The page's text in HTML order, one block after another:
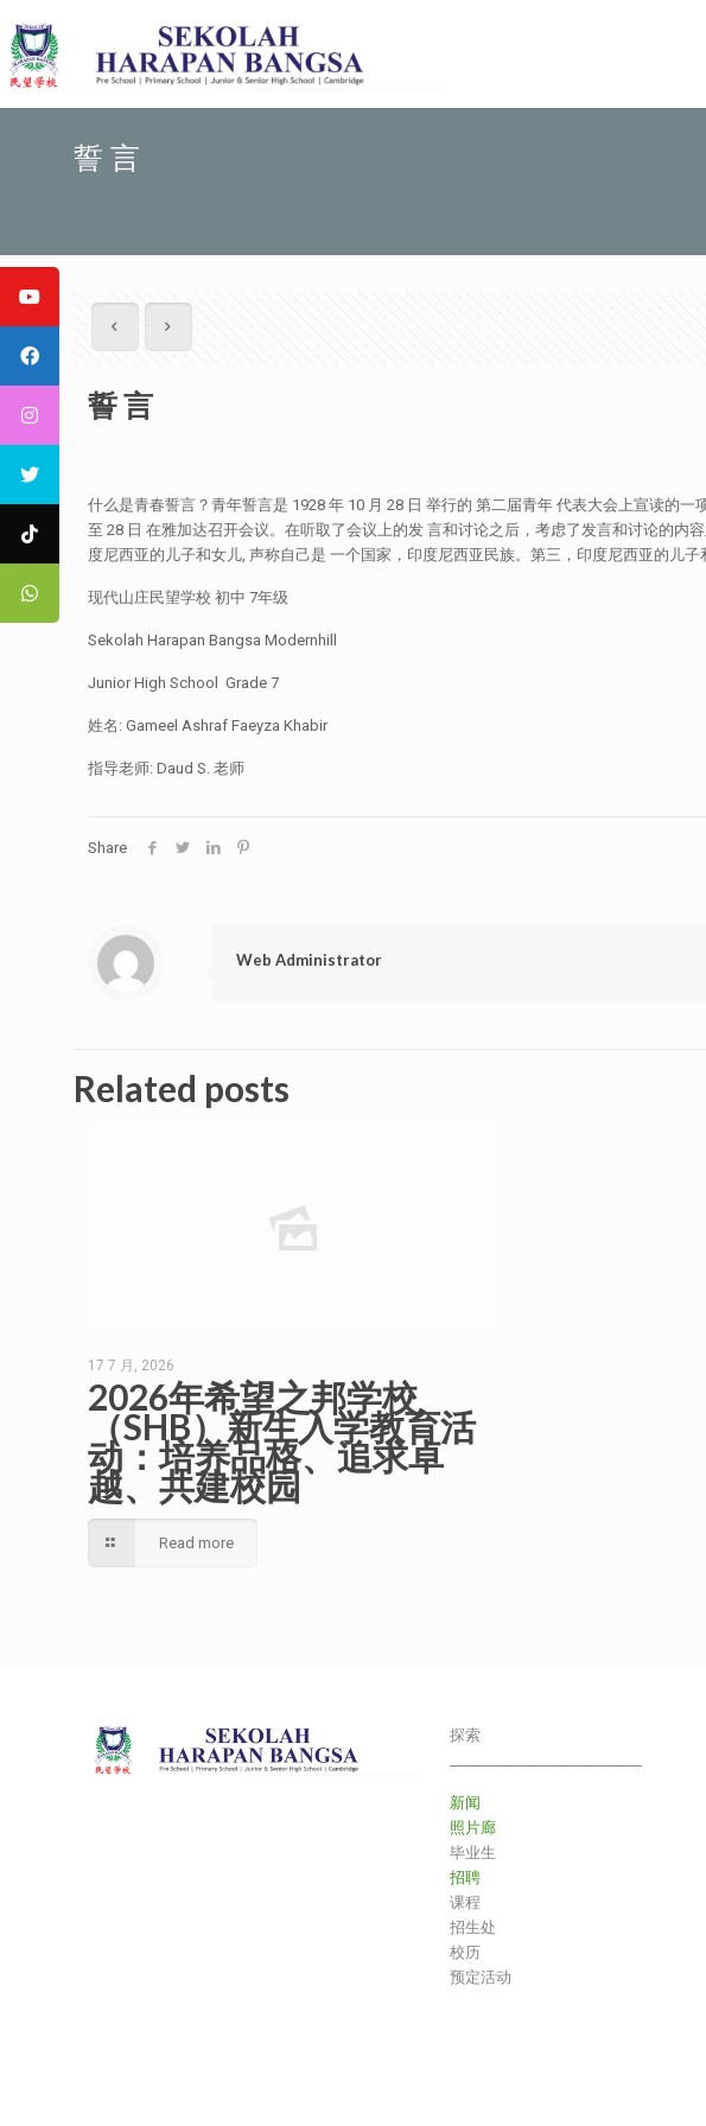
誓 言
誓 言
什么是青春誓言？青年誓言是 1928 年 10 月 28 日 举行的 第二届青年 代表大会上宣读的
至 28 日 在雅加达召开会议。在听取了会议上的发 言和讨论之后，考虑了发言和讨论的
度尼西亚的儿子和女儿, 声称自己是 一个国家，印度尼西亚民族。第三，印度尼西亚的儿子
现代山庄民望学校 初中 7年级
Sekolah Harapan Bangsa Modernhill
Junior High School Grade 7
姓名: Gameel Ashraf Faeyza Khabir
指导老师: Daud S. 老师
Share
Web Administrator
Related posts
17 7 月, 2026
2026年希望之邦学校
（SHB）新生入学教育活
动：培养品格、追求卓
越、共建校园
Read more
探索
新闻
照片廊
毕业生
招聘
课程
招生处
校历
预定活动